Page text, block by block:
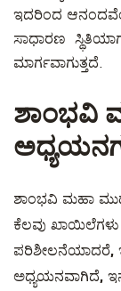
ಇದರಿಂದ
ಸಾಧಾರಣ
ಮಾರ್ಗವಾಗುತ್ತದೆ.
ಶಾಂಭವಿ
ಶಾಂಭವಿ ಮಹಾ
ಕೆಲವು
ಪರಿಶೀಲನೆಯಾದರೆ,
ಅಧ್ಯಯನವಾಗಿದೆ,